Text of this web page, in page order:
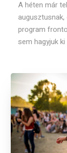
A héten már
program
sem hagyjuk